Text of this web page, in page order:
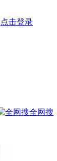
点击登录
全网搜